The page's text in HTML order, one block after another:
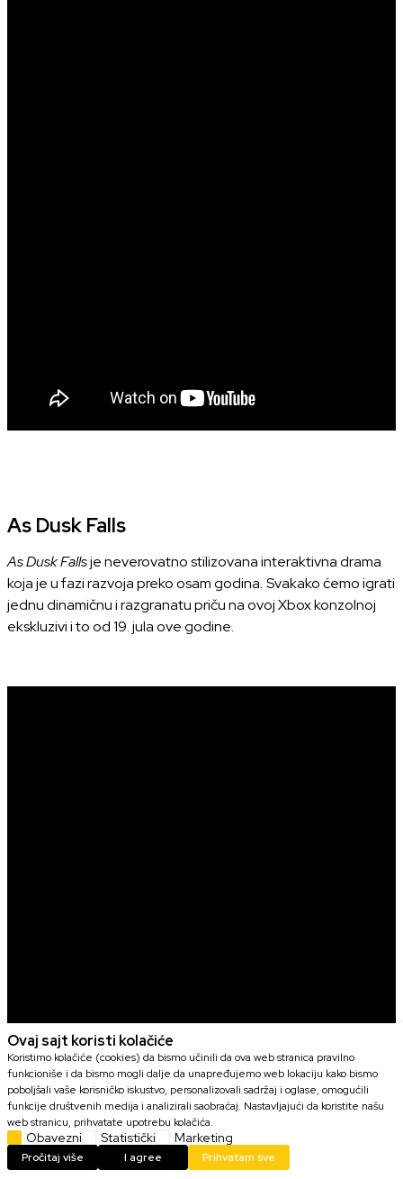
As Dusk Falls
As Dusk Fallsje neverovatno stilizovana interaktivna drama
koja je u fazi razvoja preko osam godina. Svakako ćemo igrati
jednu dinamičnu i razgranatu priču na ovoj Xbox konzolnoj
ekskluzivi i to od 19. jula ove godine.
Ovaj sajt koristi kolačiće
Koristimo kolačiće (cookies) da bismo učinili da ova web stranica pravilno
funkcioniše i da bismo mogli dalje da unapređujemo web lokaciju kako bismo
poboljšali vaše korisničko iskustvo, personalizovali sadržaj i oglase, omogućili
funkcije društvenih medija i analizirali saobraćaj. Nastavljajući da koristite našu
web stranicu, prihvatate upotrebu kolačića.
Obavezni Statistički Marketing
Pročitaj više I agree Prihvatam sve